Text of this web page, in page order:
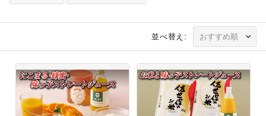
並べ替え: